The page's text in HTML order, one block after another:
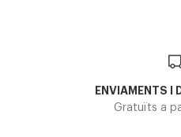
ENVIAMENTS I
Gratuïts a